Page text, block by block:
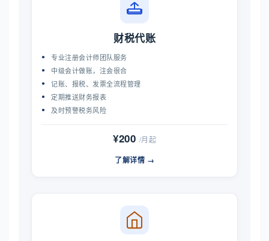
财税代账
专业注册会计师团队服务
中级会计做账，注会很合
记账、报税、发票全流程管理
定期推送财务报表
及时预警税务风险
¥200 /月起
了解详情 →